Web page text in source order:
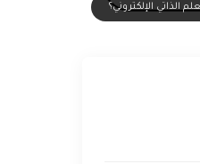
الذاتي الإلكتروني؟